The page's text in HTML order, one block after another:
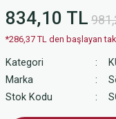
834,10 TL
*286,37 TL den başlayan
Kategori
Marka
Stok Kodu